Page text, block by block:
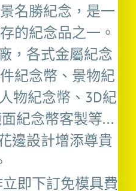
名勝紀念，是一
的紀念品之一。
，各式金屬紀念
紀念幣、景物紀
物紀念幣、3D紀
紀念幣客製等...
邊設計增添尊貴
即下訂免模具費